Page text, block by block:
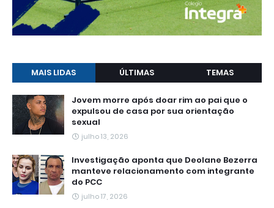
MAIS LIDAS ÚLTIMAS TEMAS
Jovem morre após doar rim ao pai que o
expulsou de casa por sua orientação
sexual
julho 13, 2026
Investigação aponta que Deolane Bezerra
manteve relacionamento com integrante
do PCC
julho 17, 2026